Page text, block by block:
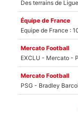
Équipe de France
Mercato Football
Mercato Football